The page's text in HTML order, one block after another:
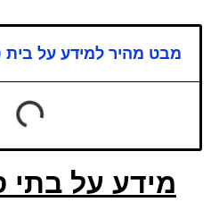
מבט מהיר למידע על
מידע על בתי